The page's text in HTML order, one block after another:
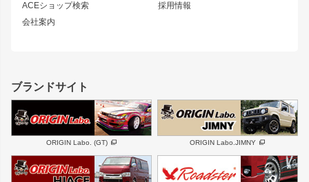
ACEショップ検索
会社案内
採用情報
スズキ
GS350
SC
スバル 三菱
デリカ D:5
軽自動車 汎用
MUD-S7
MUD-SR7
まつど家 鉄漢
ボンネット
フェンダー
サイドパーツ
リアゲート
メンテナンスパーツ
ハイエースパーツ
ホイール
DAYTONA-RS
DAYTONA-RS NEO
ブランドサイト
ORIGIN Labo. (GT) ORIGIN Labo.JIMNY